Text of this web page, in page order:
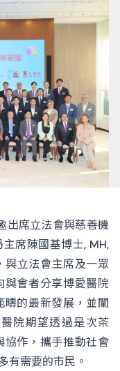
出席立法會與慈善機
席陳國基博士, MH,
與立法會主席及一眾
與會者分享博愛醫院
的最新發展，並闡
院期望透過是次茶
協作，攜手推動社會
有需要的市民。